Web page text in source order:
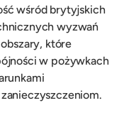
wśród brytyjskich
wyzwań
które
w pożywkach